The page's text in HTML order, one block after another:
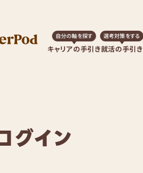
キャリアの手引き
自分の軸を探す
就活の手引き
選考対策をする
グイン